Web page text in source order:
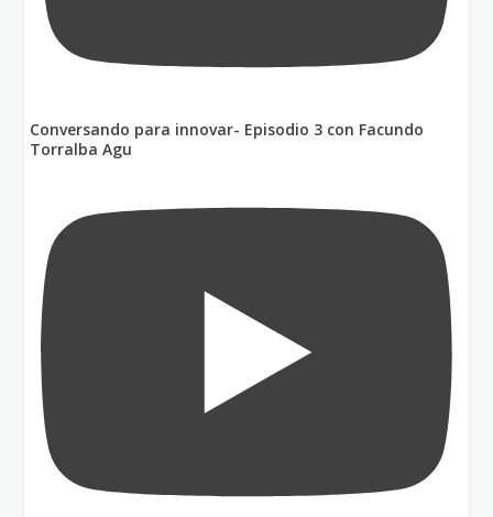
Conversando para innovar- Episodio 3 con Facundo
Torralba Agu